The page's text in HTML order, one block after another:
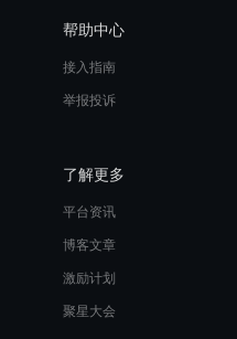
帮助中心
接入指南
举报投诉
了解更多
平台资讯
博客文章
激励计划
聚星大会